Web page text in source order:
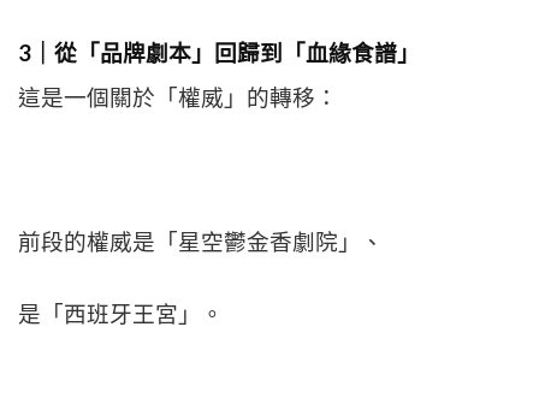
3｜從「品牌劇本」回歸到「血緣食譜」
這是一個關於「權威」的轉移：
前段的權威是「星空鬱金香劇院」、
是「西班牙王宮」。